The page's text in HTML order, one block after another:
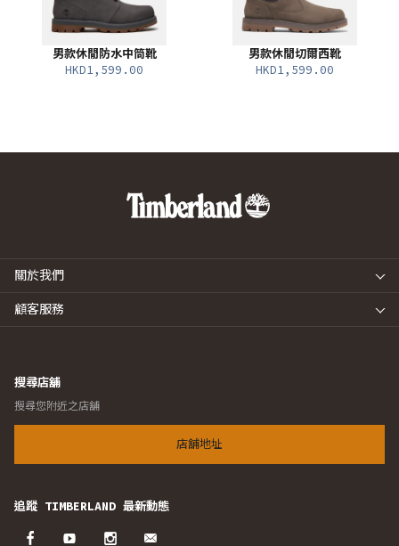
男款休閒防水中筒靴
HKD1,599.00
男款休閒切爾西靴
HKD1,599.00
關於我們
顧客服務
搜尋店舖
搜尋您附近之店舖
店舖地址
追蹤 TIMBERLAND 最新動態